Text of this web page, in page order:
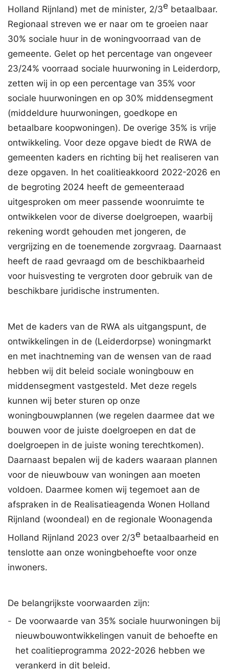
Holland Rijnland) met de minister, 2/3e betaalbaar.
Regionaal streven we er naar om te groeien naar
30% sociale huur in de woningvoorraad van de
gemeente. Gelet op het percentage van ongeveer
23/24% voorraad sociale huurwoning in Leiderdorp,
zetten wij in op een percentage van 35% voor
sociale huurwoningen en op 30% middensegment
(middeldure huurwoningen, goedkope en
betaalbare koopwoningen). De overige 35% is vrije
ontwikkeling. Voor deze opgave biedt de RWA de
gemeenten kaders en richting bij het realiseren van
deze opgaven. In het coalitieakkoord 2022-2026 en
de begroting 2024 heeft de gemeenteraad
uitgesproken om meer passende woonruimte te
ontwikkelen voor de diverse doelgroepen, waarbij
rekening wordt gehouden met jongeren, de
vergrijzing en de toenemende zorgvraag. Daarnaast
heeft de raad gevraagd om de beschikbaarheid
voor huisvesting te vergroten door gebruik van de
beschikbare juridische instrumenten.
Met de kaders van de RWA als uitgangspunt, de
ontwikkelingen in de (Leiderdorpse) woningmarkt
en met inachtneming van de wensen van de raad
hebben wij dit beleid sociale woningbouw en
middensegment vastgesteld. Met deze regels
kunnen wij beter sturen op onze
woningbouwplannen (we regelen daarmee dat we
bouwen voor de juiste doelgroepen en dat de
doelgroepen in de juiste woning terechtkomen).
Daarnaast bepalen wij de kaders waaraan plannen
voor de nieuwbouw van woningen aan moeten
voldoen. Daarmee komen wij tegemoet aan de
afspraken in de Realisatieagenda Wonen Holland
Rijnland (woondeal) en de regionale Woonagenda
Holland Rijnland 2023 over 2/3e betaalbaarheid en
tenslotte aan onze woningbehoefte voor onze
inwoners.
De belangrijkste voorwaarden zijn:
- De voorwaarde van 35% sociale huurwoningen bij
nieuwbouwontwikkelingen vanuit de behoefte en
het coalitieprogramma 2022-2026 hebben we
verankerd in dit beleid.